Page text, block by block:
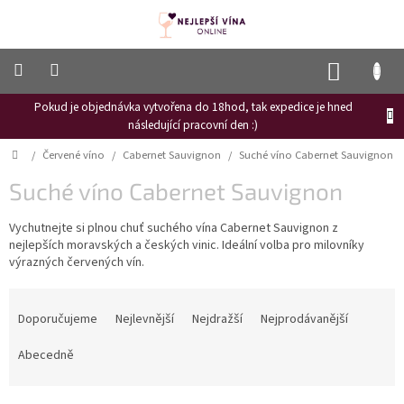
Pokud je objednávka vytvořena do 18hod, tak expedice je hned
následující pracovní den :)
Frizzante
Růžové
víno
Hroznový
Naši
vinaři
víno
Domů
/ Červené víno / Cabernet Sauvignon / Suché víno Cabernet Sauvignon
Suché víno Cabernet Sauvignon
Vychutnejte si plnou chuť suchého vína Cabernet Sauvignon z
nejlepších moravských a českých vinic. Ideální volba pro milovníky
výrazných červených vín.
Doporučujeme Nejlevnější Nejdražší
Nejprodávanější
Abecedně